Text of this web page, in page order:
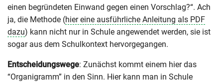
einen begründeten Einwand gegen einen Vorschlag?“. Ach
ja, die Methode (hier eine ausführliche Anleitung als PDF
dazu) kann nicht nur in Schule angewendet werden, sie ist
sogar aus dem Schulkontext hervorgegangen.
Entscheidungswege: Zunächst kommt einem hier das
“Organigramm” in den Sinn. Hier kann man in Schule